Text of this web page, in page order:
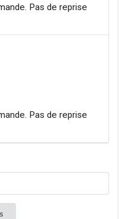
Pas de reprise
Pas de reprise